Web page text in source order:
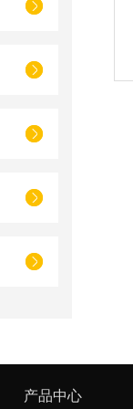
产品中心